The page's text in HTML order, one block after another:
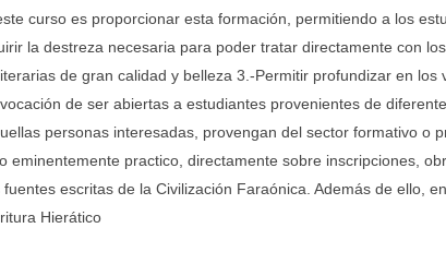
curso es proporcionar esta formación, permitiendo a los
la destreza necesaria para poder tratar directamente con
de gran calidad y belleza 3.-Permitir profundizar en los
de ser abiertas a estudiantes provenientes de
personas interesadas, provengan del sector formativo o
practico, directamente sobre inscripciones,
escritas de la Civilización Faraónica. Además de ello,
Hierático